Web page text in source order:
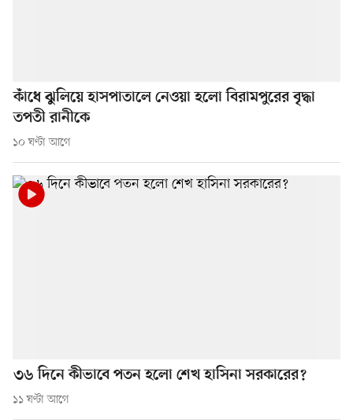
কাঁধে ঝুলিয়ে হাসপাতালে নেওয়া হলো বিরামপুরের বৃদ্ধা
তপতী রানীকে
১০ ঘণ্টা আগে
৩৬ দিনে কীভাবে পতন হলো শেখ হাসিনা সরকারের?
১১ ঘণ্টা আগে